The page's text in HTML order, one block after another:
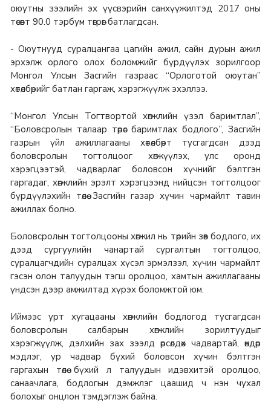
оюутны зээлийн эх үүсвэрийн санхүүжилтэд 2017 оны
төсөвт 90.0 тэрбум төгрөг батлагдсан.
- Оюутнууд суралцангаа цагийн ажил, сайн дурын ажил
эрхэлж орлого олох боломжийг бүрдүүлэх зорилгоор
Монгол Улсын Засгийн газраас “Орлоготой оюутан”
хөтөлбөрийг батлан гаргаж, хэрэгжүүлж эхэллээ.
“Монгол Улсын Тогтвортой хөгжлийн үзэл баримтлал”,
“Боловсролын талаар төрөс баримтлах бодлого”, Засгийн
газрын үйл ажиллагааны хөтөлбөрт тусгагдсан дээд
боловсролын тогтолцоог хөгжүүлэх, улс оронд
хэрэгцээтэй, чадварлаг боловсон хүчнийг бэлтгэн
гаргадаг, хөгжлийн эрэлт хэрэгцээнд нийцсэн тогтолцоог
бүрдүүлэхийн төлөө Засгийн газар хүчин чармайлт тавин
ажиллах болно.
Боловсролын тогтолцооны хөгжил нь төрийн зөв бодлого, их
дээд сургуулийн чанартай сургалтын тогтолцоо,
суралцагчдийн суралцах хүсэл эрмэлзэл, хүчин чармайлт
гэсэн олон талуудын тэгш оролцоо, хамтын ажиллагааны
үндсэн дээр амжилтад хүрэх боломжтой юм.
Иймээс урт хугацааны хөгжлийн бодлогод тусгагдсан
боловсролын салбарын хөгжлийн зорилтуудыг
хэрэгжүүлж, дэлхийн зах зээлд өрсөлдөх чадвартай, өндөр
мэдлэг, ур чадвар бүхий боловсон хүчин бэлтгэн
гаргахын төлөө бүхий л талуудын идэвхитэй оролцоо,
санаачлага, бодлогын дэмжлэг цаашид ч нэн чухал
болохыг онцлон тэмдэглэж байна.